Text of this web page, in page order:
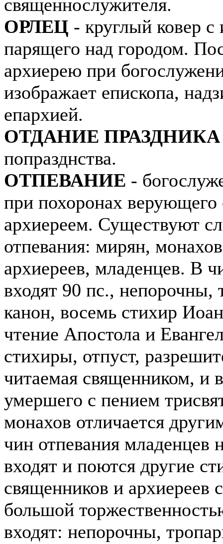
священнослужителя.
ОРЛЕЦ - круглый ковер
парящего над городом.
архиерею при
изображает епископа,
епархией.
ОТДАНИЕ ПРАЗДНИКА
попразднства.
ОТПЕВАНИЕ -
при похоронах
архиереем. Существуют
отпевания: мирян,
архиереев, младенцев. В
входят 90 пс., непорочны,
канон, восемь стихир
чтение Апостола и
стихиры, отпуст,
читаемая священником, и
умершего с пением
монахов отличается
чин отпевания младенцев
входят и поются другие
священников и архиереев
большой
входят: непорочны,